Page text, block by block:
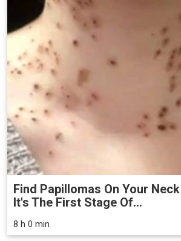
Find Papillomas On Your
It's The First Stage Of...
8 h 0 min